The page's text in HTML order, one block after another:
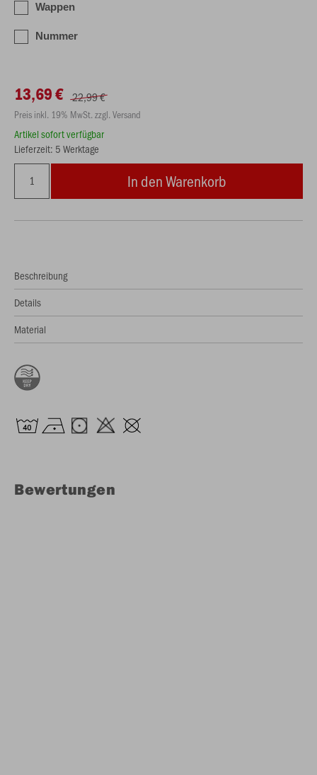
Wappen
Nummer
13,69 € 22,99 €
Preis inkl. 19% MwSt. zzgl. Versand
Artikel sofort verfügbar
Lieferzeit: 5 Werktage
In den Warenkorb
Beschreibung
Details
Material
Bewertungen